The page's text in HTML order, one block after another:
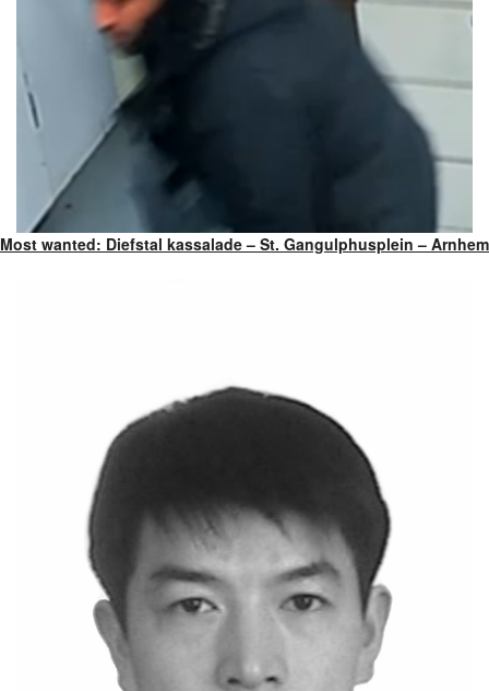
Most wanted: Diefstal kassalade – St. Gangulphusplein – Arnhem